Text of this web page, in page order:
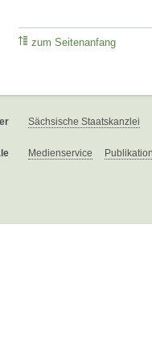
zum Seitenanfang
Sächsische Staatskanzlei
Medienservice